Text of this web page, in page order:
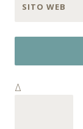
SITO WEB
Δ